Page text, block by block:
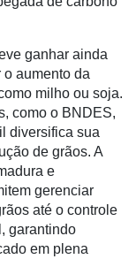
ganhar ainda
aumento da
milho ou soja.
como o BNDES,
diversifica sua
de grãos. A
e
gerenciar
até o controle
garantindo
em plena